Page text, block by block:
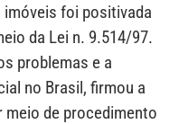
imóveis foi positivada
da Lei n. 9.514/97.
problemas e a
no Brasil, firmou a
de procedimento